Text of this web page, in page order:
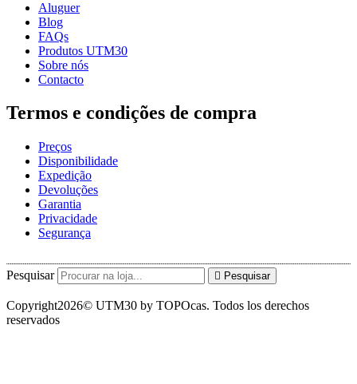
Aluguer
Blog
FAQs
Produtos UTM30
Sobre nós
Contacto
Termos e condições de compra
Preços
Disponibilidade
Expedição
Devoluções
Garantia
Privacidade
Segurança
Pesquisar Pesquisar
Copyright2026© UTM30 by TOPOcas. Todos los derechos
reservados